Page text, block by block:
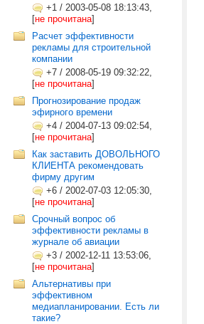
+1 / 2003-05-08 18:13:43,
[не прочитана]
Расчет эффективности
рекламы для строительной
компании
+7 / 2008-05-19 09:32:22,
[не прочитана]
Прогнозирование продаж
эфирного времени
+4 / 2004-07-13 09:02:54,
[не прочитана]
Как заставить ДОВОЛЬНОГО
КЛИЕНТА рекомендовать
фирму другим
+6 / 2002-07-03 12:05:30,
[не прочитана]
Срочный вопрос об
эффективности рекламы в
журнале об авиации
+3 / 2002-12-11 13:53:06,
[не прочитана]
Альтернативы при
эффективном
медиапланировании. Есть ли
такие?